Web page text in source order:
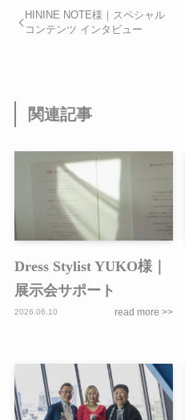
HININE NOTE様｜スペシャル
コンテンツ インタビュー
関連記事
Dress Stylist YUKO様｜
展示会サポート
2026.06.10